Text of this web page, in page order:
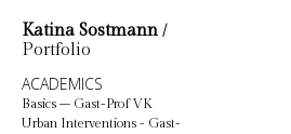
Katina Sostmann /
Portfolio
ACADEMICS
Basics – Gast-Prof VK
Urban Interventions - Gast-